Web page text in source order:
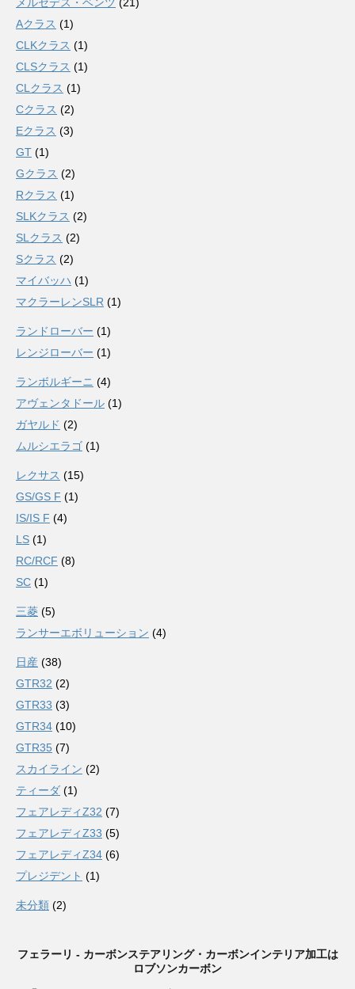
Aクラス (1)
CLKクラス (1)
CLSクラス (1)
CLクラス (1)
Cクラス (2)
Eクラス (3)
GT (1)
Gクラス (2)
Rクラス (1)
SLKクラス (2)
SLクラス (2)
Sクラス (2)
マイバッハ (1)
マクラーレンSLR (1)
ランドローバー (1)
レンジローバー (1)
ランボルギーニ (4)
アヴェンタドール (1)
ガヤルド (2)
ムルシエラゴ (1)
レクサス (15)
GS/GS F (1)
IS/IS F (4)
LS (1)
RC/RCF (8)
SC (1)
三菱 (5)
ランサーエボリューション (4)
日産 (38)
GTR32 (2)
GTR33 (3)
GTR34 (10)
GTR35 (7)
スカイライン (2)
ティーダ (1)
フェアレディZ32 (7)
フェアレディZ33 (5)
フェアレディZ34 (6)
プレジデント (1)
未分類 (2)
フェラーリ - カーボンステアリング・カーボンインテリア加工は
ロブソンカーボン